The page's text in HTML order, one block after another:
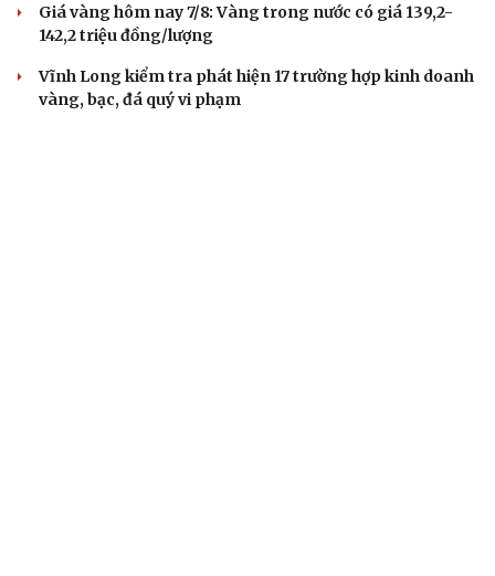
Giá vàng hôm nay 7/8: Vàng trong nước có giá 139,2-
142,2 triệu đồng/lượng
Vĩnh Long kiểm tra phát hiện 17 trường hợp kinh doanh
vàng, bạc, đá quý vi phạm